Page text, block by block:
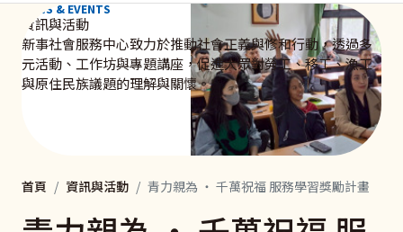
NEWS & EVENTS
資訊與活動
新事社會服務中心致力於推動社會正義與修和行動，透過多
元活動、工作坊與專題講座，促進大眾對勞工、移工、漁工
與原住民族議題的理解與關懷。
首頁 資訊與活動 青力親為 ‧ 千萬祝福 服務學習獎勵計畫